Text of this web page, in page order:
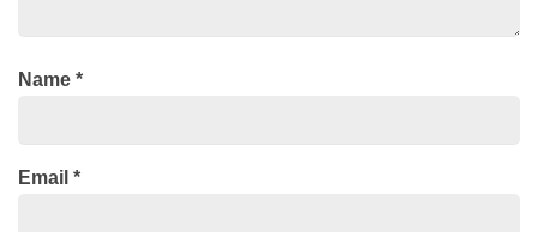
Name *
Email *